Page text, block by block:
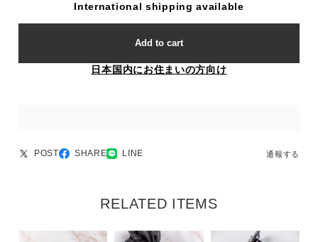
International shipping available
Add to cart
日本国内にお住まいの方向け
POST SHARE LINE 通報する
RELATED ITEMS